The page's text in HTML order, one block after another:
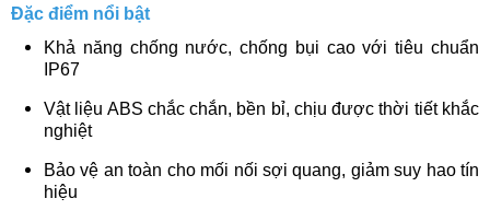
Đặc điểm nổi bật
Khả năng chống nước, chống bụi cao với tiêu chuẩn
IP67
Vật liệu ABS chắc chắn, bền bỉ, chịu được thời tiết khắc
nghiệt
Bảo vệ an toàn cho mối nối sợi quang, giảm suy hao tín
hiệu